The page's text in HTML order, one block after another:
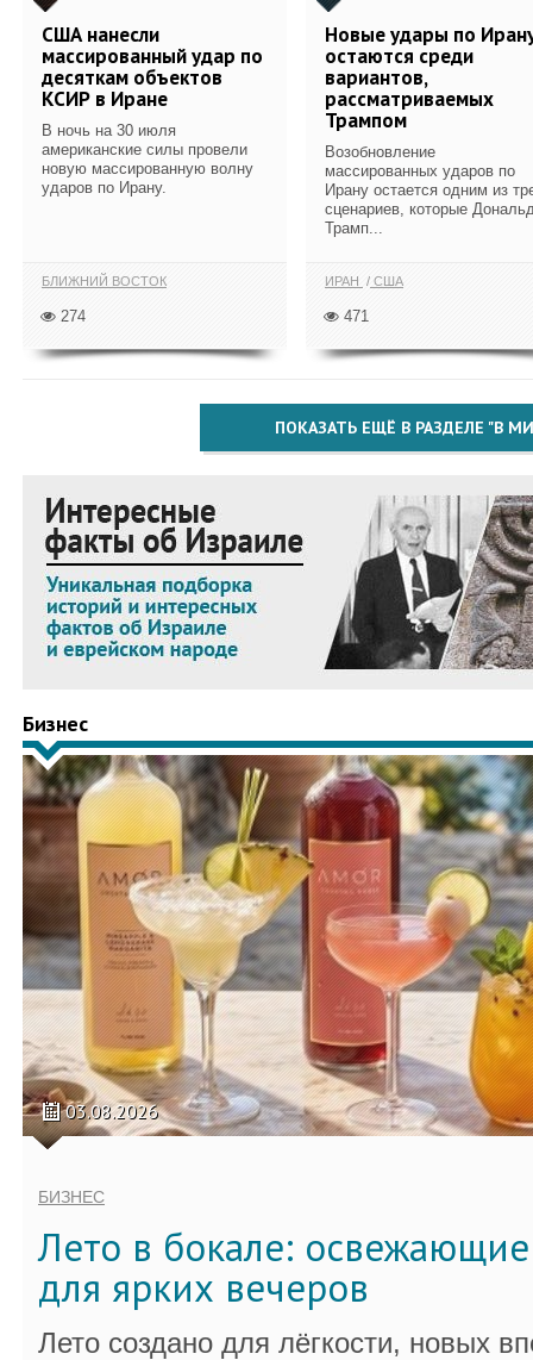
США нанесли
массированный удар по
десяткам объектов
КСИР в Иране
В ночь на 30 июля
американские силы провели
новую массированную волну
ударов по Ирану.
БЛИЖНИЙ ВОСТОК
274
Новые удары по
остаются среди
вариантов,
рассматриваемых
Трампом
Возобновление
массированных ударов по
Ирану остается одним из
сценариев, которые
Трамп...
ИРАН США
471
ПОКАЗАТЬ ЕЩЁ В РАЗДЕЛЕ "В
Бизнес
03.08.2026
БИЗНЕС
Лето в бокале:
для ярких вечеров
Лето создано для лёгкости, новых